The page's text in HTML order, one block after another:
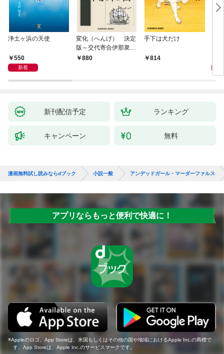
浄土ヶ浜の天使
550
新着
変化（へんげ） 決定
版～交代寄合伊那衆異
聞（1）～
880
手下は犬だけ
814
新刊配信予定 ランキング
キャンペーン 無料
漫画無料試し読みならdブック 小説一般 アンデッドガール・マーダーファルス
アプリならもっと便利で快適に！
Appleのロゴ、App Storeは、米国もしくはその他の国や地域におけるApple Inc.の商標で
す。App Storeは、Apple Inc.のサービスマークです。